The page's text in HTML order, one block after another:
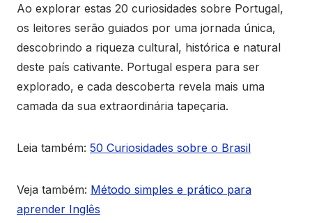
Ao explorar estas 20 curiosidades sobre Portugal,
os leitores serão guiados por uma jornada única,
descobrindo a riqueza cultural, histórica e natural
deste país cativante. Portugal espera para ser
explorado, e cada descoberta revela mais uma
camada da sua extraordinária tapeçaria.
Leia também: 50 Curiosidades sobre o Brasil
Veja também: Método simples e prático para
aprender Inglês